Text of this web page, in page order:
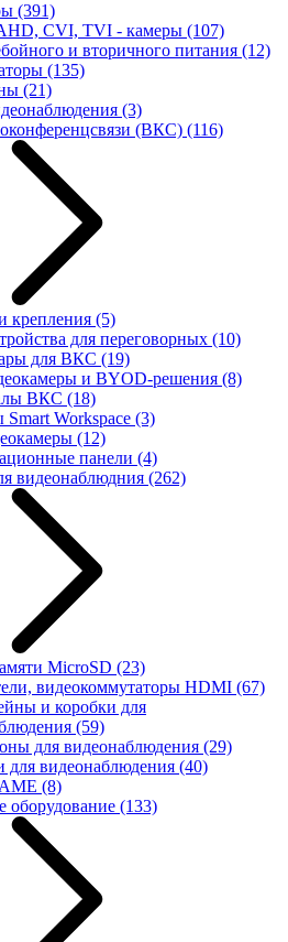
(391)
CVI, TVI - камеры (107)
и вторичного питания (12)
(135)
(21)
(3)
(ВКС) (116)
крепления (5)
для переговорных (10)
для ВКС (19)
и BYOD-решения (8)
ВКС (18)
Workspace (3)
(12)
панели (4)
видеонаблюдния (262)
MicroSD (23)
видеокоммутаторы HDMI (67)
и коробки для
(59)
для видеонаблюдения (29)
для видеонаблюдения (40)
(8)
оборудование (133)